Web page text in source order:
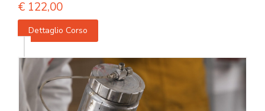
€ 122,00
Dettaglio Corso